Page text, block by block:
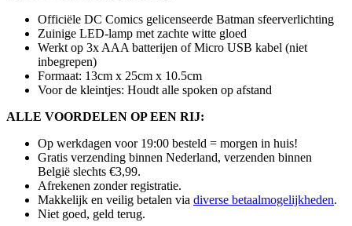
Officiële DC Comics gelicenseerde Batman sfeerverlichting
Zuinige LED-lamp met zachte witte gloed
Werkt op 3x AAA batterijen of Micro USB kabel (niet
inbegrepen)
Formaat: 13cm x 25cm x 10.5cm
Voor de kleintjes: Houdt alle spoken op afstand
ALLE VOORDELEN OP EEN RIJ:
Op werkdagen voor 19:00 besteld = morgen in huis!
Gratis verzending binnen Nederland, verzenden binnen
België slechts €3,99.
Afrekenen zonder registratie.
Makkelijk en veilig betalen via diverse betaalmogelijkheden.
Niet goed, geld terug.